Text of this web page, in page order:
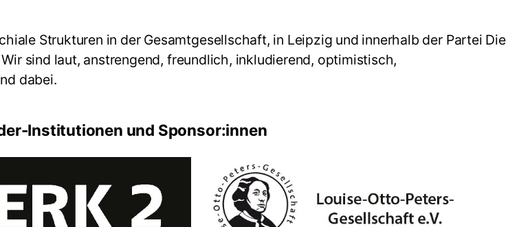
Strukturen in der Gesamtgesellschaft, in Leipzig und innerhalb der Partei Die
sind laut, anstrengend, freundlich, inkludierend, optimistisch,
dabei.
Institutionen und Sponsor:innen